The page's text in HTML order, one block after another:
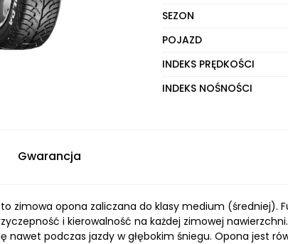
SEZON
POJAZD
INDEKS PRĘDKOŚCI
INDEKS NOŚNOŚCI
Gwarancja
zimowa opona zaliczana do klasy medium (średniej).
i kierowalność na każdej zimowej
nawet podczas jazdy w głębokim śniegu. Opona jest